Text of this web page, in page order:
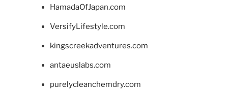
HamadaOfJapan.com
VersifyLifestyle.com
kingscreekadventures.com
antaeuslabs.com
purelycleanchemdry.com